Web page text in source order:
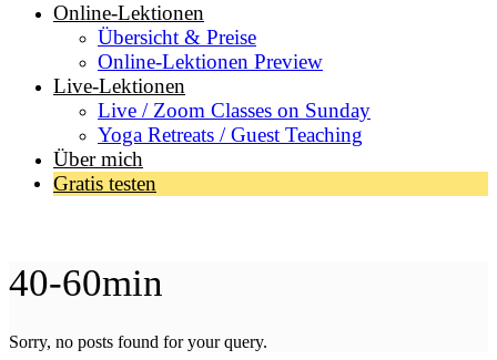
Online-Lektionen
Übersicht & Preise
Online-Lektionen Preview
Live-Lektionen
Live / Zoom Classes on Sunday
Yoga Retreats / Guest Teaching
Über mich
Gratis testen
40-60min
Sorry, no posts found for your query.